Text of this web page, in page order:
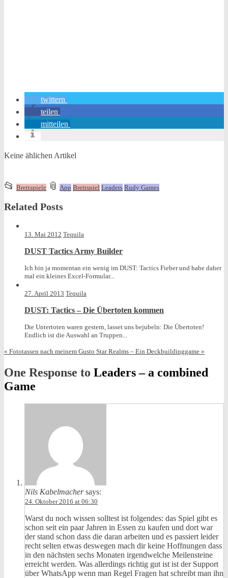
twittern
teilen
mitteilen
Keine ählichen Artikel
📂 This
was
Brettspiele 📎 and
App Brettspiel Leaders Rudy Games
Related Posts
13. Mai 2012 Tequila
DUST Tactics Army Builder
Ich bin ja momentan ein wenig im DUST: Tactics Fieber und habe daher
mal ein kleines Excel-Formular...
27. April 2013 Tequila
DUST: Tactics – Die Übertoten kommen
Die Untertoten waren gestern, lasset uns bejubeln: Die Übertoten!
Endlich ist die Auswahl an Truppen...
« Fototassen nach meinem Gusto Star Realms – Ein Deckbuildinggame »
One Response to Leaders – a combined
Game
Nils Kabelmacher says:
24. Oktober 2016 at 06:30
Warst du noch wissen solltest ist folgendes: das Spiel gibt es
schon seit ein paar Jahren in Essen zu kaufen und dort war
der stand schon dass die daran arbeiten und es passiert leider
recht selten etwas deswegen mach dir keine Hoffnungen dass
in den nächsten sechs Monaten irgendwelche Meilensteine
erreicht werden. Was allerdings richtig gut ist ist der Support
über WhatsApp wenn man Regel Fragen hat schreibt man ihn